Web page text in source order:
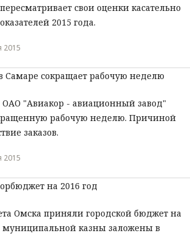
свои оценки касательно
2015 года.
2015
Самаре сокращает рабочую неделю
ОАО "Авиакор - авиационный завод"
рабочую неделю. Причиной
заказов.
2015
на 2016 год
Омска приняли городской бюджет на
муниципальной казны заложены в